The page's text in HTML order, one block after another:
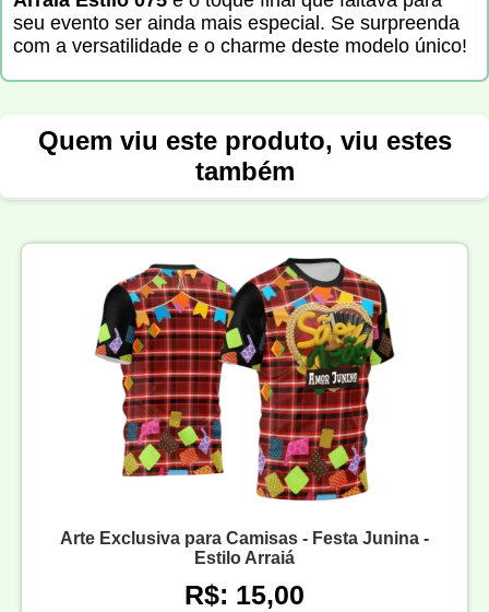
seu evento ser ainda mais especial. Se surpreenda
com a versatilidade e o charme deste modelo único!
Quem viu este produto, viu estes
também
Arte Exclusiva para Camisas - Festa Junina -
Estilo Arraiá
R$: 15,00